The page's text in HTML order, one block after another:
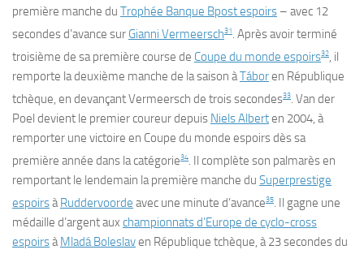
première manche du Trophée Banque Bpost espoirs – avec 12
secondes d’avance sur Gianni Vermeersch31. Après avoir terminé
troisième de sa première course de Coupe du monde espoirs32, il
remporte la deuxième manche de la saison àTáboren République
tchèque, en devançant Vermeersch de trois secondes33. Van der
Poel devient le premier coureur depuis Niels Alberten 2004, à
remporter une victoire en Coupe du monde espoirs dès sa
première année dans la catégorie34. Il complète son palmarès en
remportant le lendemain la première manche du Superprestige
espoirsàRuddervoorde avec une minute d’avance35. Il gagne une
médaille d’argent aux championnats d’Europe de cyclo-cross
espoirsàMladá Boleslaven République tchèque, à 23 secondes du